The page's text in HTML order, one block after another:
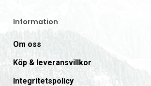
Information
Om oss
Köp & leveransvillkor
Integritetspolicy